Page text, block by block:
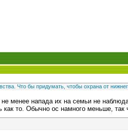
Что бы придумать, чтобы охрана от
менее напада их на семьи не
то. Обычно ос намного меньше, так